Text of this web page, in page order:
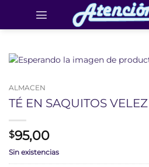
contenido
ALMACEN
TÉ EN SAQUITOS
$95,00
Sin existencias